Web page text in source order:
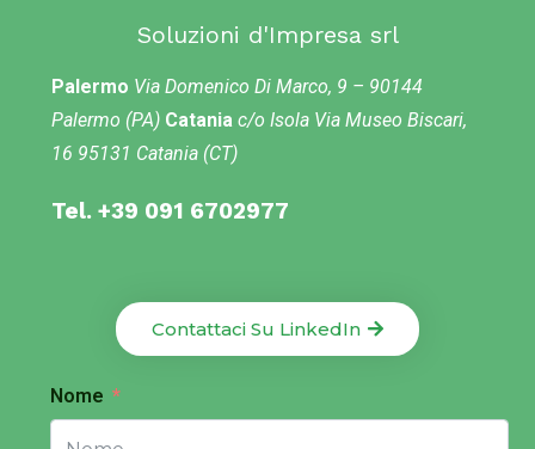
Soluzioni d'Impresa srl
Palermo Via Domenico Di Marco, 9 – 90144
Palermo (PA) Catania c/o Isola Via Museo Biscari,
16 95131 Catania (CT)
Tel. +39 091 6702977
Contattaci Su LinkedIn
Nome